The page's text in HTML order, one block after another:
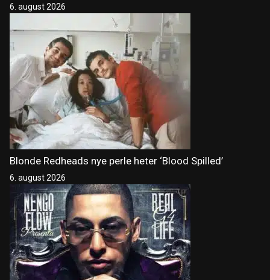
6. august 2026
Blonde Redheads nye perle heter ‘Blood Spilled’
6. august 2026